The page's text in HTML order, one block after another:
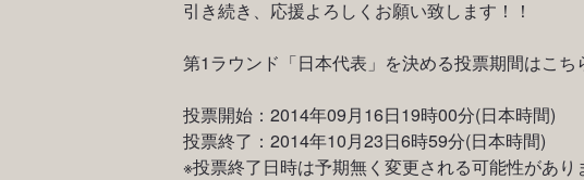
引き続き、応援よろしくお願い致します！！
第1ラウンド「日本代表」を決める投票期間はこち
投票開始：2014年09月16日19時00分(日本時間)
投票終了：2014年10月23日6時59分(日本時間)
※投票終了日時は予期無く変更される可能性があり